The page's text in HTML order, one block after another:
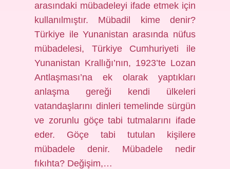
arasındaki mübadeleyi ifade etmek için
kullanılmıştır. Mübadil kime denir?
Türkiye ile Yunanistan arasında nüfus
mübadelesi, Türkiye Cumhuriyeti ile
Yunanistan Krallığı’nın, 1923’te Lozan
Antlaşması’na ek olarak yaptıkları
anlaşma gereği kendi ülkeleri
vatandaşlarını dinleri temelinde sürgün
ve zorunlu göçe tabi tutmalarını ifade
eder. Göçe tabi tutulan kişilere
mübadele denir. Mübadele nedir
fıkıhta? Değişim,…